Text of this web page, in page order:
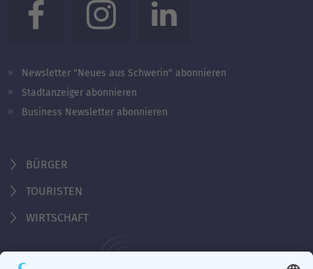
Newsletter "Neues aus Schwerin" abonnieren
Stadtanzeiger abonnieren
Business Newsletter abonnieren
BÜRGER
TOURISTEN
WIRTSCHAFT
Behördennummer 115